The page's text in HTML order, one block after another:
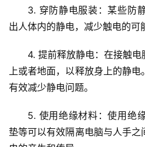
3. 穿防静电服装：某些防
出人体内的静电，减少触电的可
4. 提前释放静电：在接触
上或者地面，以释放身上的静
有效减少静电问题。
5. 使用绝缘材料：使用绝
垫等可以有效隔离电脑与人手